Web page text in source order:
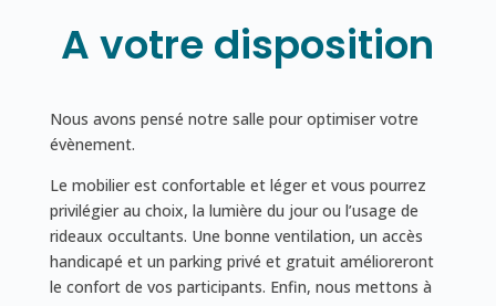
A votre disposition
Nous avons pensé notre salle pour optimiser votre
évènement.
Le mobilier est confortable et léger et vous pourrez
privilégier au choix, la lumière du jour ou l’usage de
rideaux occultants. Une bonne ventilation, un accès
handicapé et un parking privé et gratuit amélioreront
le confort de vos participants. Enfin, nous mettons à